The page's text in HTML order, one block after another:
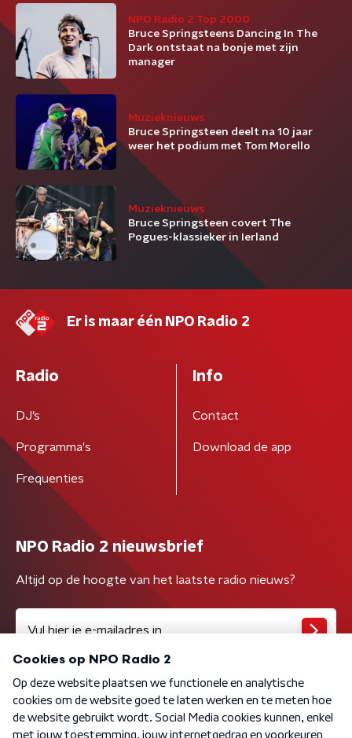
NPO Radio 2 Top 2000
Bruce Springsteens Dancing In The
Dark ontstaat na bonje met zijn
manager
Muzieknieuws
Bruce Springsteen deelt na 10 jaar
weer het podium met Tom Morello
Muzieknieuws
Bruce Springsteen covert The
Pogues-klassieker in Ierland
Er is maar één NPO Radio 2
Radio
DJ’s
Programma's
Frequenties
Info
Contact
Download de app
NPO Radio 2 nieuwsbrief
Altijd op de hoogte van het laatste radio nieuws?
Algemene voorwaarden